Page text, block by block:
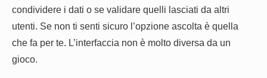
condividere i dati o se validare quelli lasciati da altri
utenti. Se non ti senti sicuro l’opzione ascolta è quella
che fa per te. L’interfaccia non è molto diversa da un
gioco.